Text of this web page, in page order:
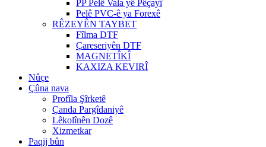
PP Pelê Vala yê Pêçayî
Pelê PVC-ê ya Forexê
RÊZEYÊN TAYBET
Fîlma DTF
Çareseriyên DTF
MAGNETÎKÎ
KAXIZA KEVIRÎ
Nûçe
Çûna nava
Profîla Şîrketê
Çanda Pargîdaniyê
Lêkolînên Dozê
Xizmetkar
Paqij bûn